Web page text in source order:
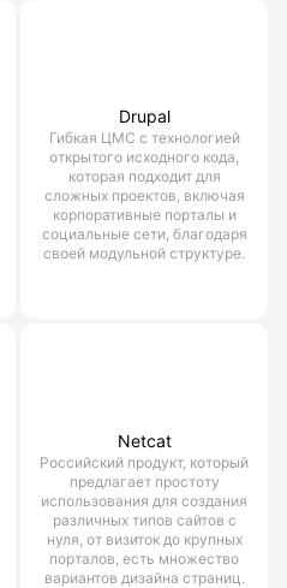
Drupal
Гибкая ЦМС с технологией
открытого исходного кода,
которая подходит для
сложных проектов, включая
корпоративные порталы и
социальные сети, благодаря
своей модульной структуре.
Netcat
Российский продукт, который
предлагает простоту
использования для создания
различных типов сайтов с
нуля, от визиток до крупных
порталов, есть множество
вариантов дизайна страниц.